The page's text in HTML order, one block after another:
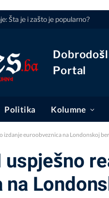
Šta je i zašto je popularno?
Portal
Politika Kolumne
izdanje euroobveznica na Londonskoj
uspješno
na